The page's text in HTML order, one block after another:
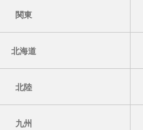
関東
北海道
北陸
九州